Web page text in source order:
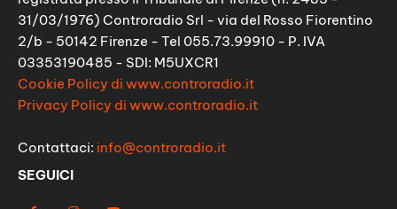
31/03/1976) Controradio Srl - via del Rosso Fiorentino
2/b - 50142 Firenze - Tel 055.73.99910 - P. IVA
03353190485 - SDI: M5UXCR1
Cookie Policy di www.controradio.it
Privacy Policy di www.controradio.it
Contattaci: info@controradio.it
SEGUICI